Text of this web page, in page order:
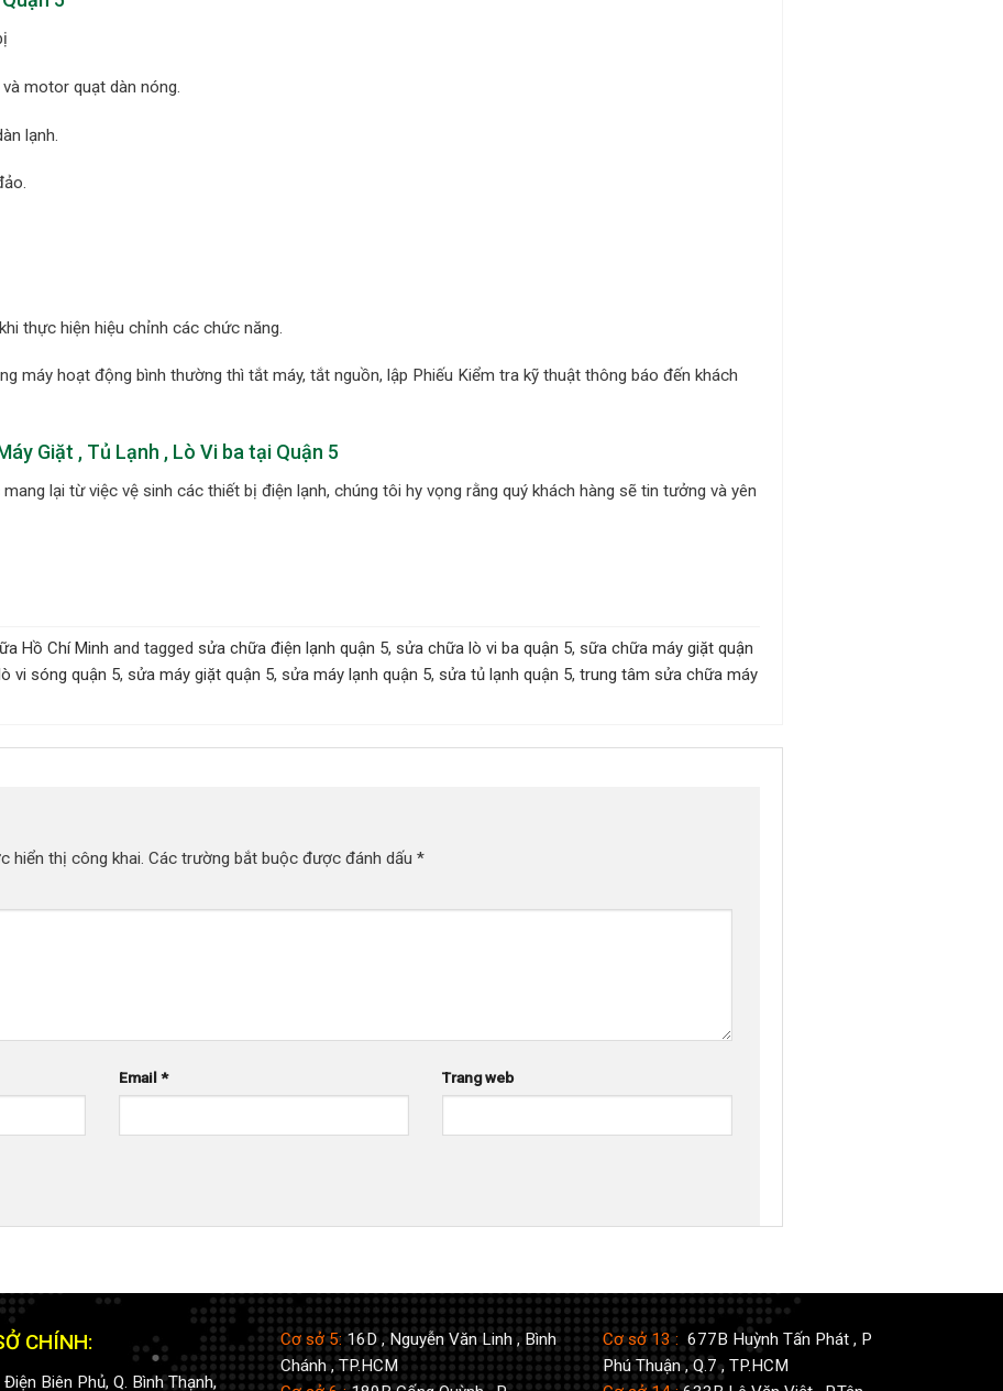
motor quạt dàn nóng.
lạnh.
thực hiện hiệu chỉnh các chức năng.
máy hoạt động bình thường thì tắt máy, tắt nguồn, lập Phiếu Kiểm tra kỹ thuật thông báo đến khách
Giặt , Tủ Lạnh , Lò Vi ba tại Quận 5
lại từ việc vệ sinh các thiết bị điện lạnh, chúng tôi hy vọng rằng quý khách hàng sẽ tin tưởng và yên
Hồ Chí Minh and tagged sửa chữa điện lạnh quận 5, sửa chữa lò vi ba quận 5, sữa chữa máy giặt quận
vi sóng quận 5, sửa máy giặt quận 5, sửa máy lạnh quận 5, sửa tủ lạnh quận 5, trung tâm sửa chữa máy
hiển thị công khai. Các trường bắt buộc được đánh dấu *
Email* Trang web
CHÍNH:
Biên Phủ, Q. Bình Thạnh,
Cơ sở 5:16D , Nguyễn Văn Linh , Bình
Chánh , TP.HCM
Cơ sở 13 : 677B Huỳnh Tấn Phát , P
Phú Thuận , Q.7 , TP.HCM